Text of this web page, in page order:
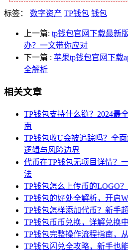
标签： 数字资产 TP钱包 钱包
上一篇: tp钱包官网下载最新
办？一文带你应对
下一篇 : 苹果tp钱包官网下载
全解析
相关文章
TP钱包支持什么链？2024最
南
TP钱包收U会被追踪吗？全
逻辑与风险边界
代币在TP钱包无项目详情？
法
TP钱包怎么上传币的LOGO
TP钱包的好处全解析，开启
TP钱包怎样添加代币？新手
TP钱包币币兑换，详解兑换
TP钱包完整操作流程指南，
TP钱包闪兑全攻略，新手也